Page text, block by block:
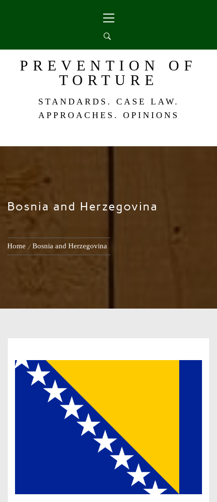
Menu
PREVENTION OF
TORTURE
STANDARDS. CASE LAW.
APPROACHES. OPINIONS
Bosnia and Herzegovina
Home Bosnia and Herzegovina